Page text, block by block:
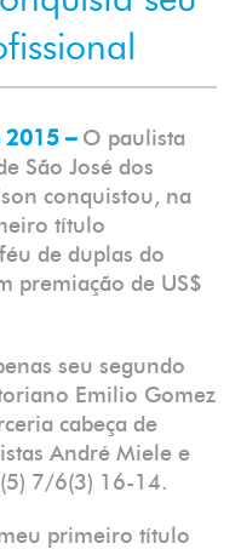
2015 –O paulista
São José dos
conquistou, na
título
de duplas do
premiação de US$
seu segundo
Emilio Gomez
cabeça de
André Miele e
7/6(3) 16-14.
primeiro título